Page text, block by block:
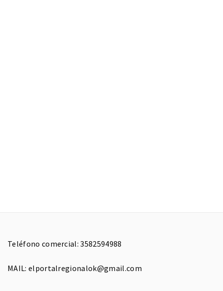
Teléfono comercial: 3582594988
MAIL: elportalregionalok@gmail.com